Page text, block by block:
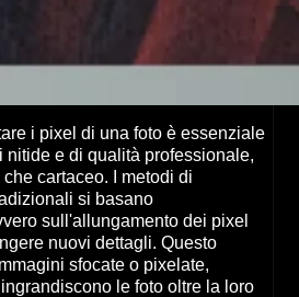
i pixel di una foto è essenziale
nitide e di qualità professionale,
cartaceo. I metodi di
si basano
sull'allungamento dei pixel
nuovi dettagli. Questo
sfocate o pixelate,
le foto oltre la loro